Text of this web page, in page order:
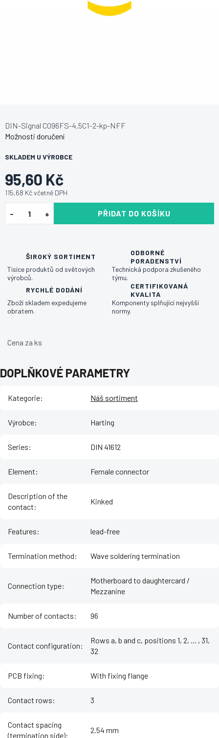
95,60 Kč
115,68 Kč včetně DPH
SKLADEM U VÝROBCE
Možnosti doručení
PŘIDAT DO KOŠÍKU
DIN-Signal C096FS-4,5C1-2-kp-NFF
ŠIROKÝ SORTIMENT
Tisíce produktů od světových
výrobců.
ODBORNÉ
PORADENSTVÍ
Technická podpora zkušeného
týmu.
RYCHLÉ DODÁNÍ
Zboží skladem expedujeme
obratem.
CERTIFIKOVANÁ
KVALITA
Komponenty splňující nejvyšší
normy.
Cena za ks
DOPLŇKOVÉ PARAMETRY
Kategorie: Náš sortiment
Výrobce: Harting
Series: DIN 41612
Element: Female connector
Description of the
contact:
Kinked
Features: lead-free
Termination method: Wave soldering termination
Connection type:
Motherboard to daughtercard /
Mezzanine
Number of contacts: 96
Contact configuration:
Rows a, b and c, positions 1, 2, ... , 31,
32
PCB fixing: With fixing flange
Contact rows: 3
Contact spacing
(termination side):
2.54 mm